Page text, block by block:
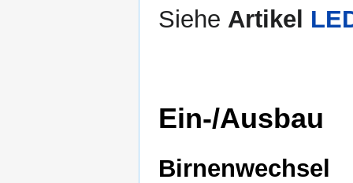
Siehe Artikel
Ein-/Ausbau
Birnenwechsel